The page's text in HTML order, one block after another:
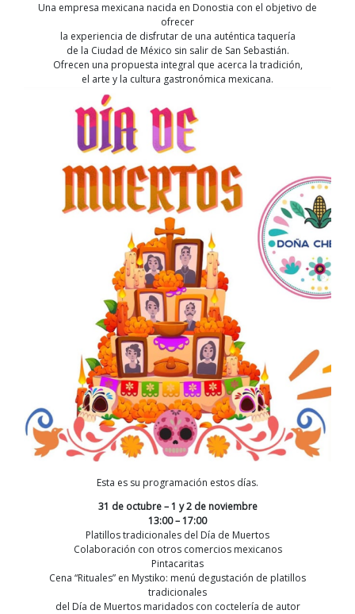
Una empresa mexicana nacida en Donostia con el objetivo de
ofrecer
la experiencia de disfrutar de una auténtica taquería
de la Ciudad de México sin salir de San Sebastián.
Ofrecen una propuesta integral que acerca la tradición,
el arte y la cultura gastronómica mexicana.
Esta es su programación estos días.
31 de octubre – 1 y 2 de noviembre
13:00 – 17:00
Platillos tradicionales del Día de Muertos
Colaboración con otros comercios mexicanos
Pintacaritas
Cena “Rituales” en Mystiko: menú degustación de platillos
tradicionales
del Día de Muertos maridados con coctelería de autor